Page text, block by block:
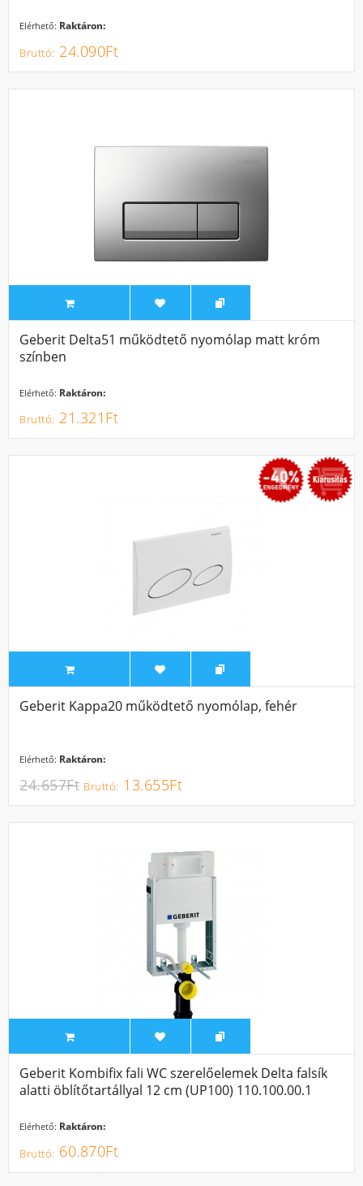
Elérhető: Raktáron:
24.090Ft
Geberit Delta51 működtető nyomólap matt króm
színben
Elérhető: Raktáron:
21.321Ft
SALE
Geberit Kappa20 működtető nyomólap, fehér
Elérhető: Raktáron:
13.655Ft
24.657Ft
Geberit Kombifix fali WC szerelőelemek Delta falsík
alatti öblítőtartállyal 12 cm (UP100) 110.100.00.1
Elérhető: Raktáron:
60.870Ft